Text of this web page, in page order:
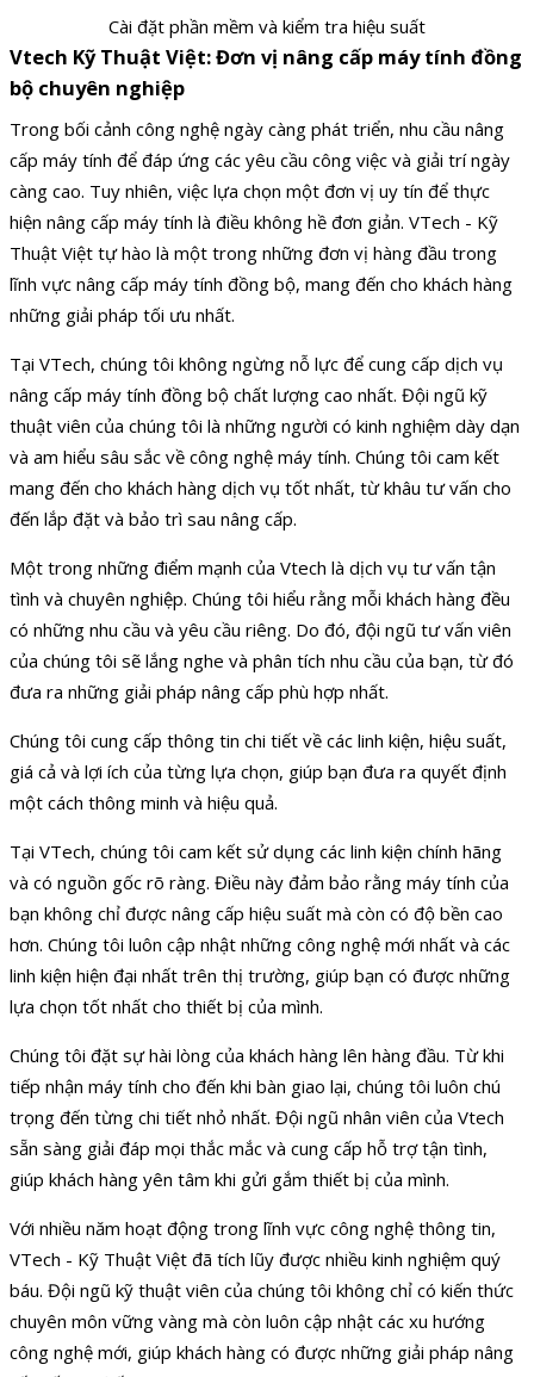
Cài đặt phần mềm và kiểm tra hiệu suất
Vtech Kỹ Thuật Việt: Đơn vị nâng cấp máy tính đồng
bộ chuyên nghiệp
Trong bối cảnh công nghệ ngày càng phát triển, nhu cầu nâng
cấp máy tính để đáp ứng các yêu cầu công việc và giải trí ngày
càng cao. Tuy nhiên, việc lựa chọn một đơn vị uy tín để thực
hiện nâng cấp máy tính là điều không hề đơn giản. VTech - Kỹ
Thuật Việt tự hào là một trong những đơn vị hàng đầu trong
lĩnh vực nâng cấp máy tính đồng bộ, mang đến cho khách hàng
những giải pháp tối ưu nhất.
Tại VTech, chúng tôi không ngừng nỗ lực để cung cấp dịch vụ
nâng cấp máy tính đồng bộ chất lượng cao nhất. Đội ngũ kỹ
thuật viên của chúng tôi là những người có kinh nghiệm dày dạn
và am hiểu sâu sắc về công nghệ máy tính. Chúng tôi cam kết
mang đến cho khách hàng dịch vụ tốt nhất, từ khâu tư vấn cho
đến lắp đặt và bảo trì sau nâng cấp.
Một trong những điểm mạnh của Vtech là dịch vụ tư vấn tận
tình và chuyên nghiệp. Chúng tôi hiểu rằng mỗi khách hàng đều
có những nhu cầu và yêu cầu riêng. Do đó, đội ngũ tư vấn viên
của chúng tôi sẽ lắng nghe và phân tích nhu cầu của bạn, từ đó
đưa ra những giải pháp nâng cấp phù hợp nhất.
Chúng tôi cung cấp thông tin chi tiết về các linh kiện, hiệu suất,
giá cả và lợi ích của từng lựa chọn, giúp bạn đưa ra quyết định
một cách thông minh và hiệu quả.
Tại VTech, chúng tôi cam kết sử dụng các linh kiện chính hãng
và có nguồn gốc rõ ràng. Điều này đảm bảo rằng máy tính của
bạn không chỉ được nâng cấp hiệu suất mà còn có độ bền cao
hơn. Chúng tôi luôn cập nhật những công nghệ mới nhất và các
linh kiện hiện đại nhất trên thị trường, giúp bạn có được những
lựa chọn tốt nhất cho thiết bị của mình.
Chúng tôi đặt sự hài lòng của khách hàng lên hàng đầu. Từ khi
tiếp nhận máy tính cho đến khi bàn giao lại, chúng tôi luôn chú
trọng đến từng chi tiết nhỏ nhất. Đội ngũ nhân viên của Vtech
sẵn sàng giải đáp mọi thắc mắc và cung cấp hỗ trợ tận tình,
giúp khách hàng yên tâm khi gửi gắm thiết bị của mình.
Với nhiều năm hoạt động trong lĩnh vực công nghệ thông tin,
VTech - Kỹ Thuật Việt đã tích lũy được nhiều kinh nghiệm quý
báu. Đội ngũ kỹ thuật viên của chúng tôi không chỉ có kiến thức
chuyên môn vững vàng mà còn luôn cập nhật các xu hướng
công nghệ mới, giúp khách hàng có được những giải pháp nâng